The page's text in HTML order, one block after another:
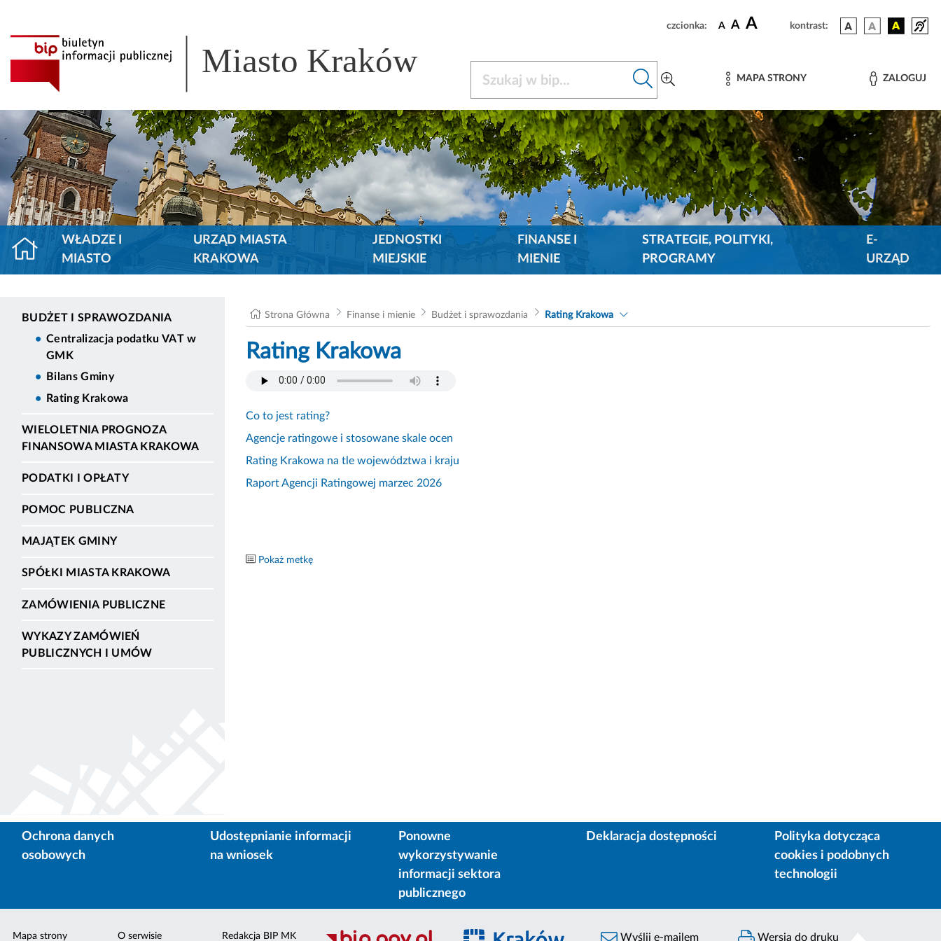
czcionka: A A A kontrast:
Miasto Kraków MAPA STRONY ZALOGUJ
WŁADZE I
MIASTO
URZĄD MIASTA
KRAKOWA
JEDNOSTKI
MIEJSKIE
FINANSE I
MIENIE
STRATEGIE, POLITYKI,
PROGRAMY
E-
URZĄD
BUDŻET I SPRAWOZDANIA
Centralizacja podatku VAT w
GMK
Bilans Gminy
Rating Krakowa
WIELOLETNIA PROGNOZA
FINANSOWA MIASTA KRAKOWA
PODATKI I OPŁATY
POMOC PUBLICZNA
MAJĄTEK GMINY
SPÓŁKI MIASTA KRAKOWA
ZAMÓWIENIA PUBLICZNE
WYKAZY ZAMÓWIEŃ
PUBLICZNYCH I UMÓW
Strona Główna Finanse i mienie Budżet i sprawozdania Rating Krakowa
Rating Krakowa
Co to jest rating?
Agencje ratingowe i stosowane skale ocen
Rating Krakowa na tle województwa i kraju
Raport Agencji Ratingowej marzec 2026
Pokaż metkę
Ochrona danych
osobowych
Udostępnianie informacji
na wniosek
Ponowne
wykorzystywanie
informacji sektora
publicznego
Deklaracja dostępności
Polityka dotycząca
cookies i podobnych
technologii
Mapa strony O serwisie Redakcja BIP MK Wyślij e-mailem Wersja do druku